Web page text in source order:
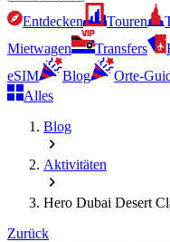
Entdecken Touren
Mietwagen
Transfers
eSIM
Blog Orte-
Alles
Blog
Aktivitäten
Hero Dubai Desert
Zurück